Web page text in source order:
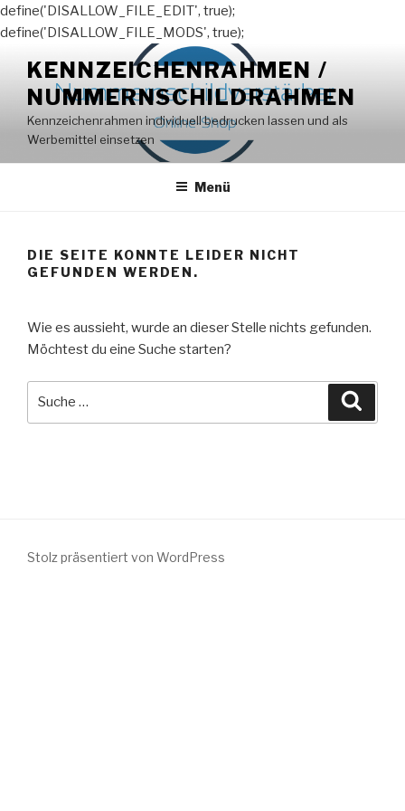
define('DISALLOW_FILE_EDIT', true);
define('DISALLOW_FILE_MODS', true);
Inhalt
springen
KENNZEICHENRAHMEN /
NUMMERNSCHILDRAHMEN
Kennzeichenrahmen individuell bedrucken lassen und als
Werbemittel einsetzen
Menü
DIE SEITE KONNTE LEIDER NICHT
GEFUNDEN WERDEN.
Wie es aussieht, wurde an dieser Stelle nichts gefunden.
Möchtest du eine Suche starten?
Stolz präsentiert von WordPress